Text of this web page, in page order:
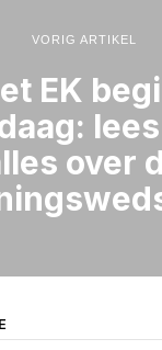
VORIG ARTIKEL
EK
over